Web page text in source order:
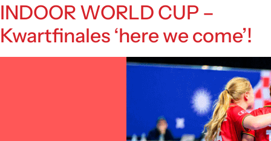
INDOOR WORLD CUP –
Kwartfinales ‘here we come’!